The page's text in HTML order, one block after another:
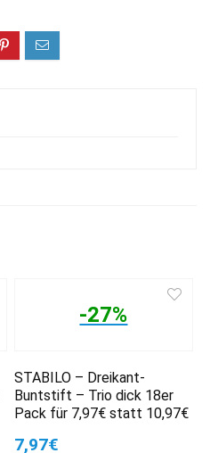
-27%
STABILO – Dreikant-
Buntstift – Trio dick 18er
Pack für 7,97€ statt 10,97€
7,97€